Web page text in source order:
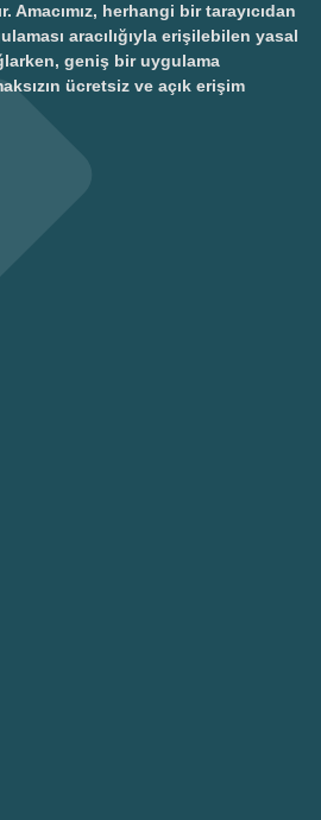
Amacımız, herhangi bir tarayıcıdan
aracılığıyla erişilebilen yasal
geniş bir uygulama
ücretsiz ve açık erişim